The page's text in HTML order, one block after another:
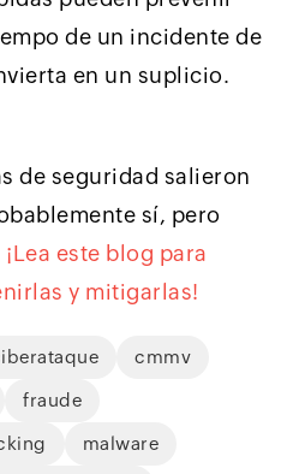
de un incidente de
en un suplicio.
de seguridad salieron
sí, pero
¡Lea este blog para
y mitigarlas!
cmmv
fraude
malware